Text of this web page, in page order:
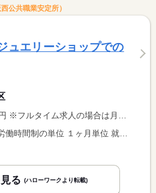
公共職業安定所）
ュエリーショップでの
月額（換算額）、パート求人の場合は時間額を表示しています。
る (ハローワークより転載)